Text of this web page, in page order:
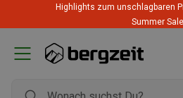
Highlights zum unschlagbaren
Summer Sale